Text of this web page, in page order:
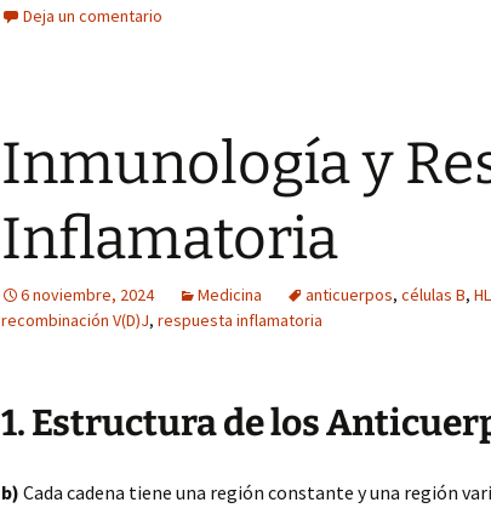
Deja un comentario
Inmunología y
Inflamatoria
6 noviembre, 2024 Medicina anticuerpos, células B,
recombinación V(D)J, respuesta inflamatoria
1. Estructura de los
b) Cada cadena tiene una región constante y una región